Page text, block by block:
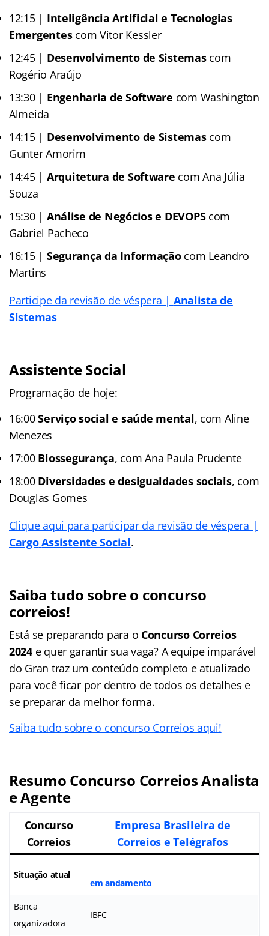
12:15 | Inteligência Artificial e Tecnologias
Emergentescom Vitor Kessler
12:45 | Desenvolvimento de Sistemascom
Rogério Araújo
13:30 | Engenharia de Software com Washington
Almeida
14:15 | Desenvolvimento de Sistemas com
Gunter Amorim
14:45 | Arquitetura de Software com Ana Júlia
Souza
15:30 | Análise de Negócios e DEVOPS com
Gabriel Pacheco
16:15 | Segurança da Informação com Leandro
Martins
Participe da revisão de véspera | Analista de
Sistemas
Assistente Social
Programação de hoje:
16:00Serviço social e saúde mental, com Aline
Menezes
17:00 Biossegurança, com Ana Paula Prudente
18:00 Diversidades e desigualdades sociais, com
Douglas Gomes
Clique aqui para participar da revisão de véspera |
CargoAssistente Social.
Saiba tudo sobre o concurso
correios!
Está se preparando para o Concurso Correios
2024e quer garantir sua vaga? A equipe imparável
do Gran traz um conteúdo completo e atualizado
para você ficar por dentro de todos os detalhes e
se preparar da melhor forma.
Saiba tudo sobre o concurso Correios aqui!
Resumo Concurso Correios Analista
e Agente
Concurso
Correios
Empresa Brasileira de
Correios e Telégrafos
Situação atual
em andamento
Banca
organizadora
IBFC